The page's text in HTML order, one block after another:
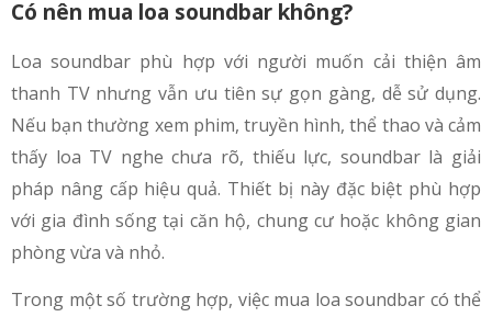
Có nên mua loa soundbar không?
Loa soundbar phù hợp với người muốn cải thiện âm
thanh TV nhưng vẫn ưu tiên sự gọn gàng, dễ sử dụng.
Nếu bạn thường xem phim, truyền hình, thể thao và cảm
thấy loa TV nghe chưa rõ, thiếu lực, soundbar là giải
pháp nâng cấp hiệu quả. Thiết bị này đặc biệt phù hợp
với gia đình sống tại căn hộ, chung cư hoặc không gian
phòng vừa và nhỏ.
Trong một số trường hợp, việc mua loa soundbar có thể